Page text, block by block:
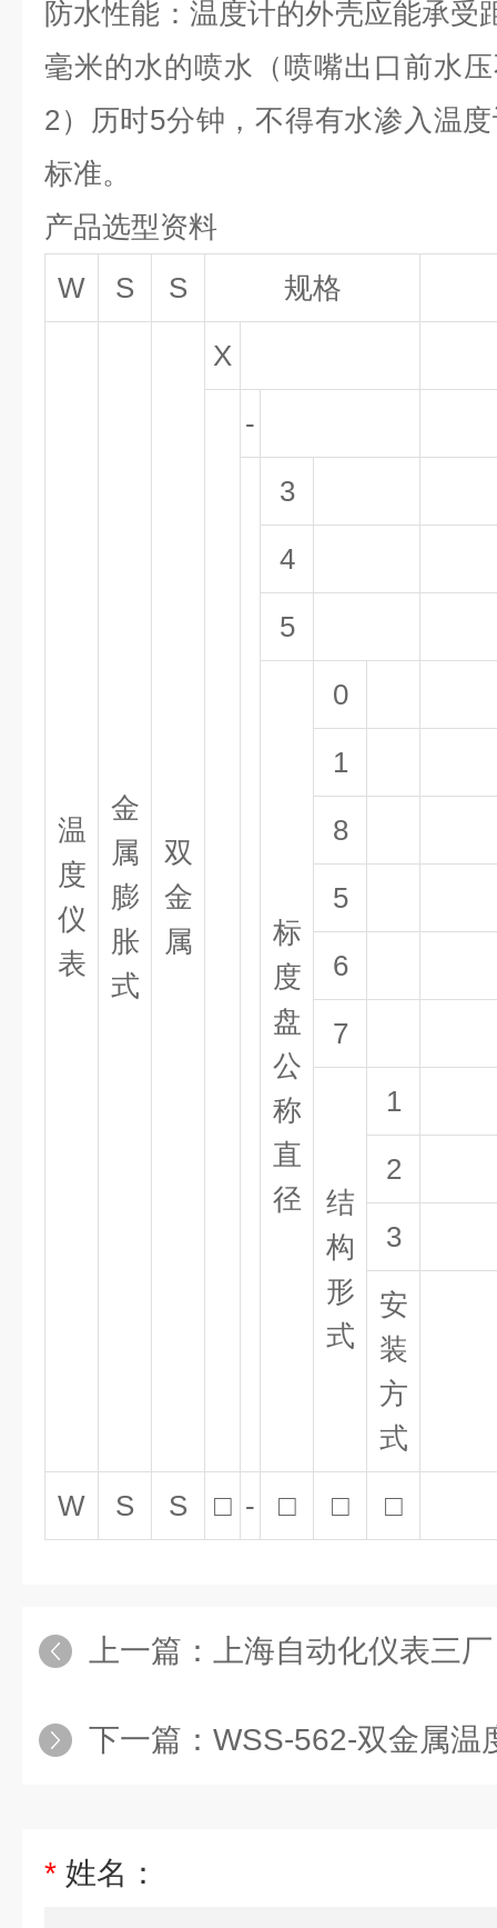
防水性能：温度计的外壳应能承受
毫米的水的喷水（喷嘴出口前水
2）历时5分钟，不得有水渗入温
标准。
产品选型资料
W
S S 规格
温
度
仪
表
金
属
膨
胀
式
双
金
属
X
-
3
4
5
标
度
盘
公
称
直
径
0
1
8
5
6
7
结
构
形
式
1
2
3
安
装
方
式
W S S □ - □ □ □
上一篇： 上海自动化仪表三厂
下一篇： WSS-562-双金属温度
* 姓名：